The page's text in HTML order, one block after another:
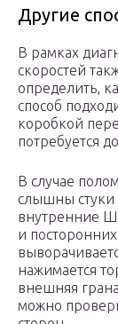
Другие
В рамках
скоростей
определить,
способ
коробкой
потребуется
В случае
слышны стуки
внутренние
и
нажимается
внешняя
можно